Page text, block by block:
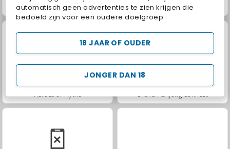
automatisch geen advertenties te zien krijgen die
bedoeld zijn voor een oudere doelgroep.
JONGER DAN 18
18 JAAR OF OUDER
Scala 40 Juice Merge